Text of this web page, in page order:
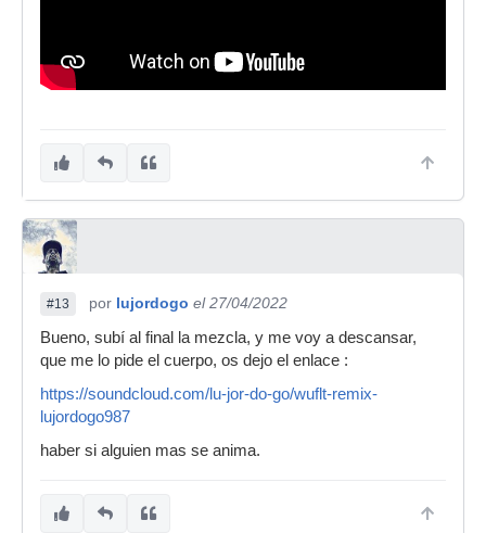
#13 por lujordogo el 27/04/2022
Bueno, subí al final la mezcla, y me voy a descansar,
que me lo pide el cuerpo, os dejo el enlace :
https://soundcloud.com/lu-jor-do-go/wuflt-remix-
lujordogo987
haber si alguien mas se anima.